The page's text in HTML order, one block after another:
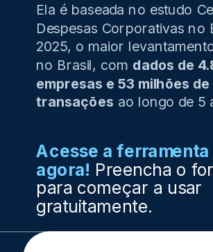
Ela é baseada no estudo
Despesas Corporativas no
2025, o maior
no Brasil, com dados de
empresas e 53 milhões de
transações ao longo de 5
Acesse a ferramenta
agora! Preencha o
para começar a usar
gratuitamente.